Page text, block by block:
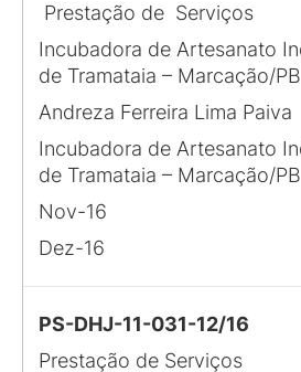
Prestação de Serviços
Incubadora de Artesanato
de Tramataia – Marcação/PB
Andreza Ferreira Lima Paiva
Incubadora de Artesanato
de Tramataia – Marcação/PB
Nov-16
Dez-16
PS-DHJ-11-031-12/16
Prestação de Serviços